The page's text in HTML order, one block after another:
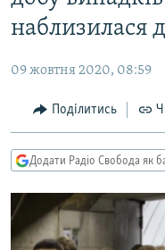
Перейти
до
основної
Перейти
до
пошуку
СТАТТІ
СУСПІЛЬСТВО
УКРАЇНА
СВІТ
РОСІЙСЬКА
ДОНБАС.РЕАЛІЇ
ТИ ЯК?
СХЕМИ
КИТАЙ.ВИКЛИКИ
наблизилася
09 жовтня 2020, 08:59
Поділитись
Додати Радіо Свобода як